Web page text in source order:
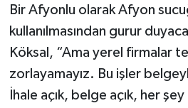
Bir Afyonlu olarak Afyon
kullanılmasından gurur
Köksal, “Ama yerel firmalar
zorlayamayız. Bu işler
İhale açık, belge açık, her